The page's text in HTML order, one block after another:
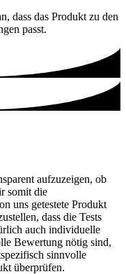
dass das Produkt zu den
passt.
aufzuzeigen, ob
somit die
uns getestete Produkt
dass die Tests
auch individuelle
Bewertung nötig sind,
sinnvolle
überprüfen.